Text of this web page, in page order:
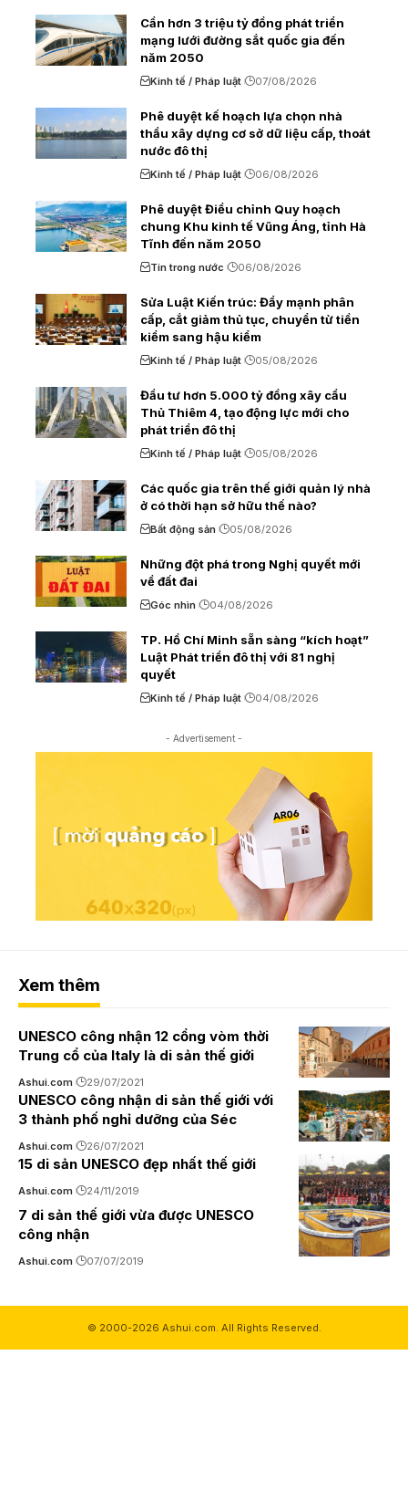
Cần hơn 3 triệu tỷ đồng phát triển
mạng lưới đường sắt quốc gia đến
năm 2050
Kinh tế / Pháp luật 07/08/2026
Phê duyệt kế hoạch lựa chọn nhà
thầu xây dựng cơ sở dữ liệu cấp, thoát
nước đô thị
Kinh tế / Pháp luật 06/08/2026
Phê duyệt Điều chỉnh Quy hoạch
chung Khu kinh tế Vũng Áng, tỉnh Hà
Tĩnh đến năm 2050
Tin trong nước 06/08/2026
Sửa Luật Kiến trúc: Đẩy mạnh phân
cấp, cắt giảm thủ tục, chuyển từ tiền
kiểm sang hậu kiểm
Kinh tế / Pháp luật 05/08/2026
Đầu tư hơn 5.000 tỷ đồng xây cầu
Thủ Thiêm 4, tạo động lực mới cho
phát triển đô thị
Kinh tế / Pháp luật 05/08/2026
Các quốc gia trên thế giới quản lý nhà
ở có thời hạn sở hữu thế nào?
Bất động sản 05/08/2026
Những đột phá trong Nghị quyết mới
về đất đai
Góc nhìn 04/08/2026
TP. Hồ Chí Minh sẵn sàng “kích hoạt”
Luật Phát triển đô thị với 81 nghị
quyết
Kinh tế / Pháp luật 04/08/2026
- Advertisement -
Xem thêm
UNESCO công nhận 12 cổng vòm thời
Trung cổ của Italy là di sản thế giới
Ashui.com 29/07/2021
UNESCO công nhận di sản thế giới với
3 thành phố nghỉ dưỡng của Séc
Ashui.com 26/07/2021
15 di sản UNESCO đẹp nhất thế giới
Ashui.com 24/11/2019
7 di sản thế giới vừa được UNESCO
công nhận
Ashui.com 07/07/2019
© 2000-2026 Ashui.com. All Rights Reserved.